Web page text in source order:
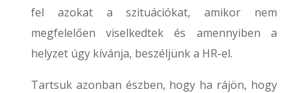
fel azokat a szituációkat, amikor nem
megfelelően viselkedtek és amennyiben a
helyzet úgy kívánja, beszéljünk a HR-el.
Tartsuk azonban észben, hogy ha rájön, hogy